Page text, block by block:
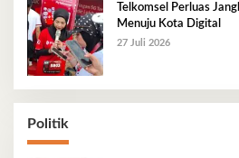
Telkomsel Perluas
Menuju Kota Digital
27 Juli 2026
Politik